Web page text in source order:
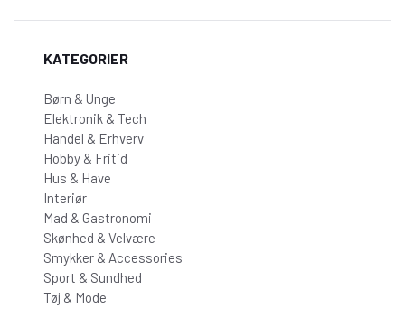
KATEGORIER
Børn & Unge
Elektronik & Tech
Handel & Erhverv
Hobby & Fritid
Hus & Have
Interiør
Mad & Gastronomi
Skønhed & Velvære
Smykker & Accessories
Sport & Sundhed
Tøj & Mode